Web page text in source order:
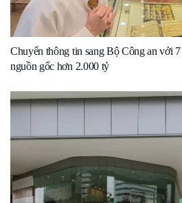
Chuyển thông tin sang Bộ Công an với
nguồn gốc hơn 2.000 tỷ